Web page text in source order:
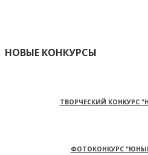
НОВЫЕ КОНКУРСЫ
ТВОРЧЕСКИЙ КОНКУРС
ФОТОКОНКУРС